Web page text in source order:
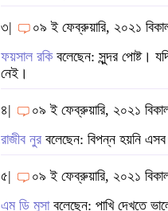
৩|
০৯ ই ফেব্রুয়ারি, ২০২১
ফয়সাল রকিবলেছেন: সুন্দর পোষ্ট।
নেই।
৪|
০৯ ই ফেব্রুয়ারি, ২০২১
রাজীব নুর বলেছেন: বিপন্ন হয়নি
৫|
০৯ ই ফেব্রুয়ারি, ২০২১
এম ডি মুসাবলেছেন: পাখি দেখতে